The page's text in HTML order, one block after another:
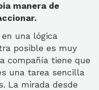
manera de
una lógica
posible es muy
compañía tiene que
una tarea sencilla
La mirada desde